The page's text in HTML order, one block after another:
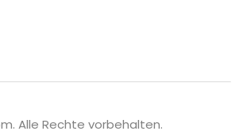
Alle Rechte vorbehalten.